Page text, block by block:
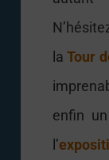
laTour
enfin
l’